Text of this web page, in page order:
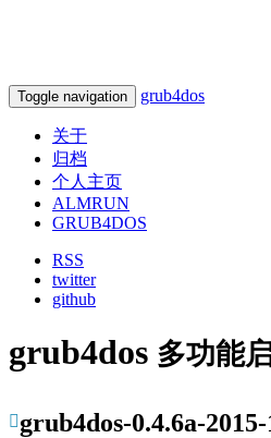
Toggle navigation grub4dos
关于
归档
个人主页
ALMRUN
GRUB4DOS
RSS
twitter
github
grub4dos 多功能
grub4dos-0.4.6a-